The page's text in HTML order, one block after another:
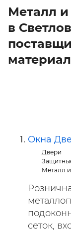
Металл
в
Окна
Двери
Металл
сеток,